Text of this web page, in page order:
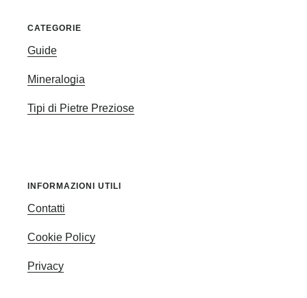
CATEGORIE
Guide
Mineralogia
Tipi di Pietre Preziose
INFORMAZIONI UTILI
Contatti
Cookie Policy
Privacy